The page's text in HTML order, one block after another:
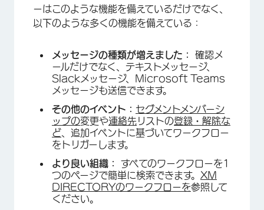
ーはこのような機能を備えているだけでなく、
以下のような多くの機能を備えている：
メッセージの種類が増えました： 確認メ
ールだけでなく、テキストメッセージ、
Slackメッセージ、Microsoft Teams
メッセージも送信できます。
その他のイベント： セグメントメンバーシ
ップの変更や連絡先 リストの登録・解除な
ど 、追加イベントに基づいてワークフロー
をトリガーします。
より良い組織： すべてのワークフローを1
つのページで簡単に検索できます。 XM
DIRECTORYのワークフローを参照して
ください。